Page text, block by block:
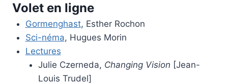
Volet en ligne
Gormenghast, Esther Rochon
Sci-néma, Hugues Morin
Lectures
Julie Czerneda, Changing Vision [Jean-
Louis Trudel]